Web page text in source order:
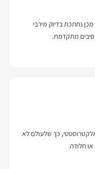
נחתכת בדיוק מירבי
סיבים מתקדמת.
כך שלעולם לא
או חלודה.